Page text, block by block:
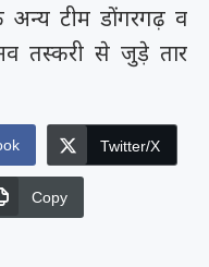
अन्य टीम डोंगरगढ़ व
तस्करी से जुड़े तार
Twitter/X
Copy